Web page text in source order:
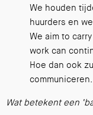
We houden
huurders en
We aim to
work can
Hoe dan ook
communiceren.
Wat betekent een